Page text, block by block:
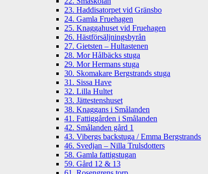
23. Haddisatorpet vid Gränsbo
24. Gamla Fruehagen
25. Knaggahuset vid Fruehagen
26. Hästförsäljningsbyrån
27. Gietsten – Hultastenen
28. Mor Hålbäcks stuga
29. Mor Hermans stuga
30. Skomakare Bergstrands stuga
31. Sissa Have
32. Lilla Hultet
33. Jättestenshuset
38. Knaggans i Smålanden
41. Fattiggården i Smålanden
42. Smålanden gård 1
43. Vibergs backstuga / Emma Bergstrands
46. Svedjan – Nilla Trulsdotters
58. Gamla fattigstugan
59. Gård 12 & 13